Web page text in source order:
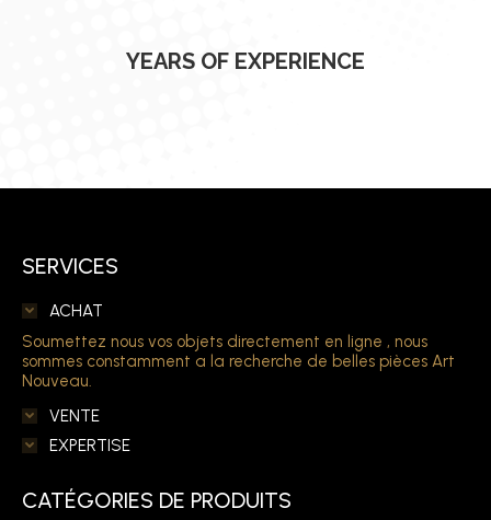
YEARS OF EXPERIENCE
SERVICES
ACHAT
Soumettez nous vos objets directement en ligne , nous
sommes constamment a la recherche de belles pièces Art
Nouveau.
VENTE
EXPERTISE
CATÉGORIES DE PRODUITS